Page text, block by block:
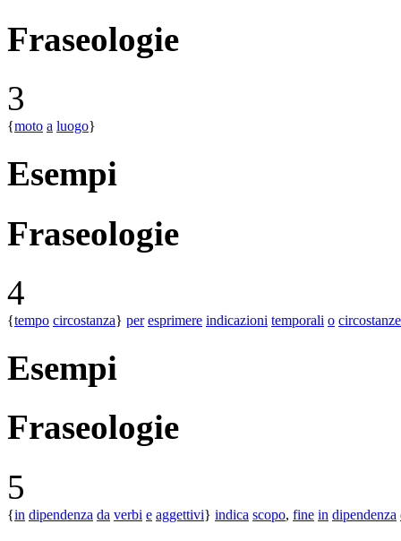
Fraseologie
3
{moto a luogo}
Esempi
Fraseologie
4
{tempo circostanza} per esprimere indicazioni temporali o circostanze
Esempi
Fraseologie
5
{in dipendenza da verbi e aggettivi} indica scopo, fine in dipendenza